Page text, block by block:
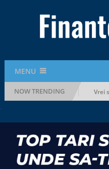
MENU
NOW TRENDING
să-ți rupi bugetul Vrei
.